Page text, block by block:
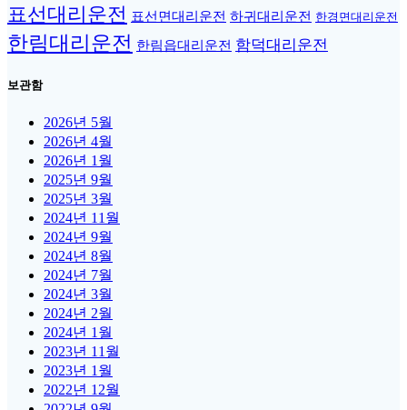
표선대리운전 표선면대리운전 하귀대리운전 한경면대리운전
한림대리운전 한림읍대리운전 함덕대리운전
보관함
2026년 5월
2026년 4월
2026년 1월
2025년 9월
2025년 3월
2024년 11월
2024년 9월
2024년 8월
2024년 7월
2024년 3월
2024년 2월
2024년 1월
2023년 11월
2023년 1월
2022년 12월